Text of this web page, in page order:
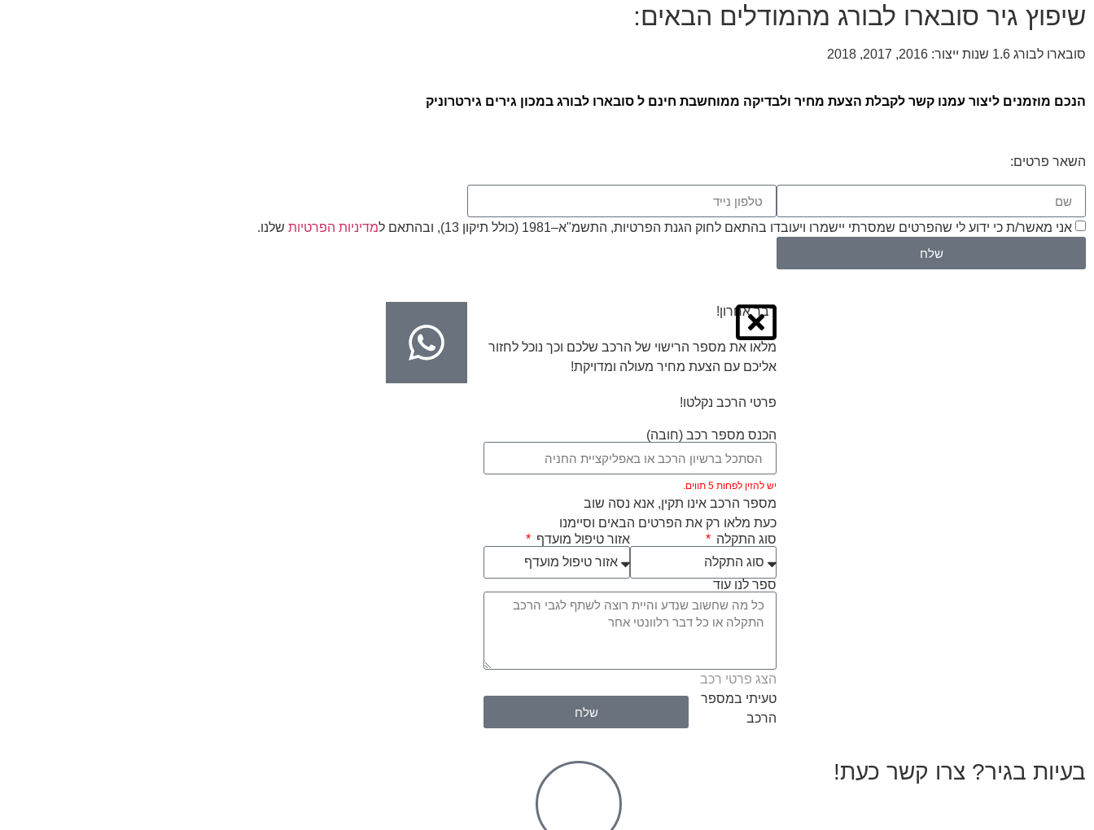
שיפוץ גיר סובארו לבורג מהמודלים הבאים:
סובארו לבורג 1.6 שנות ייצור: 2016, 2017, 2018
הנכם מוזמנים ליצור עמנו קשר לקבלת הצעת מחיר ולבדיקה ממוחשבת חינם ל סובארו לבורג במכון גירים גירטרוניק
השאר פרטים:
אני מאשר/ת כי ידוע לי שהפרטים שמסרתי יישמרו ויעובדו בהתאם לחוק הגנת הפרטיות, התשמ"א–1981 (כולל תיקון 13), ובהתאם ל מדיניות הפרטיות שלנו.
שלח
דבר אחרון!
מלאו את מספר הרישוי של הרכב שלכם וכך נוכל לחזור
אליכם עם הצעת מחיר מעולה ומדויקת!
פרטי הרכב נקלטו!
הכנס מספר רכב (חובה)
יש להזין לפחות 5 תווים.
מספר הרכב אינו תקין, אנא נסה שוב
כעת מלאו רק את הפרטים הבאים וסיימנו
סוג התקלה
אזור טיפול מועדף
ספר לנו עוד
הצג פרטי רכב
טעיתי במספר
הרכב
שלח
בעיות בגיר? צרו קשר כעת!